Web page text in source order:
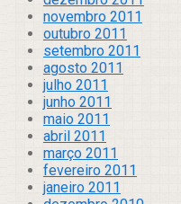
novembro 2011
outubro 2011
setembro 2011
agosto 2011
julho 2011
junho 2011
maio 2011
abril 2011
março 2011
fevereiro 2011
janeiro 2011